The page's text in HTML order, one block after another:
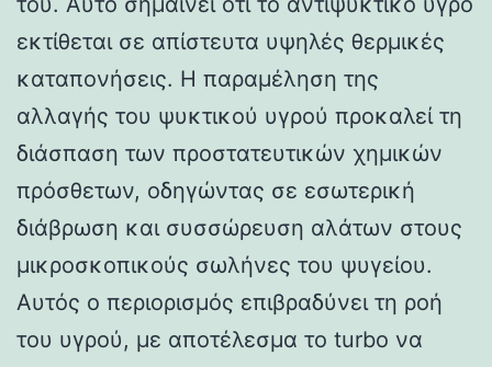
εκτίθεται σε απίστευτα υψηλές θερμικές
καταπονήσεις. Η παραμέληση της
αλλαγής του ψυκτικού υγρού προκαλεί τη
διάσπαση των προστατευτικών χημικών
πρόσθετων, οδηγώντας σε εσωτερική
διάβρωση και συσσώρευση αλάτων στους
μικροσκοπικούς σωλήνες του ψυγείου.
Αυτός ο περιορισμός επιβραδύνει τη ροή
του υγρού, με αποτέλεσμα το turbo να